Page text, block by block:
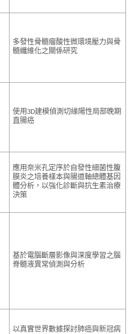
多發性骨髓瘤酸性微環境壓力與骨
髓纖維化之關係研究
使用3D建模偵測切緣陽性局部晚期
直腸癌
應用奈米孔定序於自發性細菌性腹
膜炎之培養樣本與腸道軸總體基因
體分析，以強化診斷與抗生素治療
決策
基於電腦斷層影像與深度學習之腦
脊髓液異常偵測與分析
以真實世界數據探討肺癌與新冠病